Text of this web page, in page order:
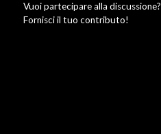
Vuoi partecipare alla discussione?
Fornisci il tuo contributo!